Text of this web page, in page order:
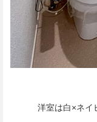
洋室は白×ネイ